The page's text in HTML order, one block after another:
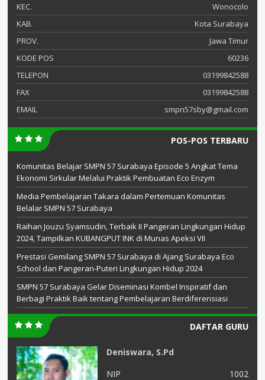
KEC.
Wonocolo
KAB.
Kota Surabaya
PROV.
Jawa Timur
KODE POS
60236
TELEPON
03199842588
FAX
03199842588
EMAIL
smpn57sby@gmail.com
POS-POS TERBARU
Komunitas Belajar SMPN 57 Surabaya Episode 5 Angkat Tema
Ekonomi Sirkular Melalui Praktik Pembuatan Eco Enzym
Media Pembelajaran Takara dalam Pertemuan Komunitas
Belalar SMPN 57 Surabaya
Raihan Jouzu Syamsudin, Terbaik II Pangeran Lingkungan Hidup
2024, Tampilkan KUBANGPUT INK di Munas Apeksi VII
Prestasi Gemilang SMPN 57 Surabaya di Ajang Surabaya Eco
School dan Pangeran-Puteri Lingkungan Hidup 2024
SMPN 57 Surabaya Gelar Diseminasi Kombel Inspiratif dan
Berbagi Praktik Baik tentang Pembelajaran Berdiferensiasi
DAFTAR GURU
Deniswara, S.Pd
NIP
1002